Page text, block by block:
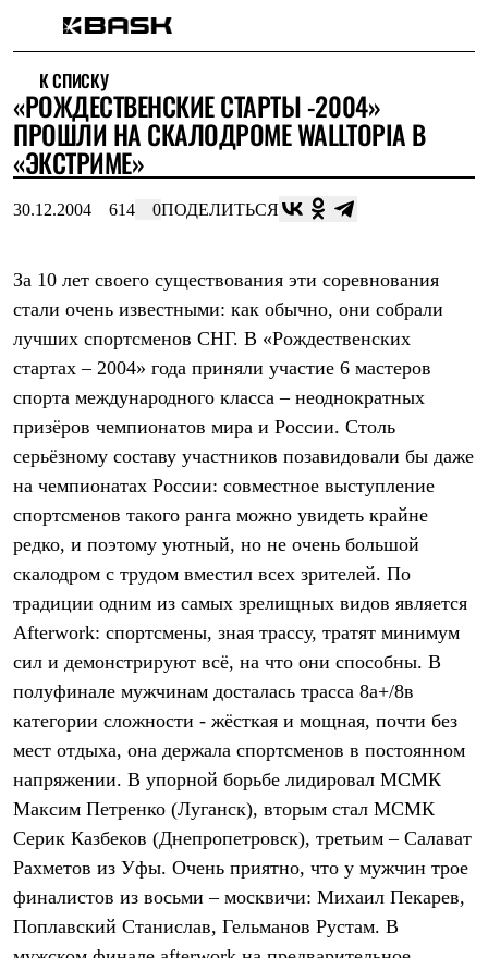
Интернет-магазин
Мужская одежда
Утепленная пухом
Куртки
Брюки
Комбинезоны
Штормовая одежда
Куртки
Софтшелл одежда
Куртки
Брюки
Флисовая одежда
Куртки
Брюки
Термобелье
Теплое термобелье
Легкое термобелье
Лёгкая одежда
Футболки
Рубашки
Толстовки
Брюки
Женская одежда
Утепленная пухом
Куртки
Жилеты
Утепленная синтетикой
Брюки
Штормовая одежда
Куртки
Софтшелл одежда
Куртки
Брюки
К СПИСКУ
«РОЖДЕСТВЕНСКИЕ СТАРТЫ -2004»
ПРОШЛИ НА СКАЛОДРОМЕ WALLTOPIA В
«ЭКСТРИМЕ»
30.12.2004 614 0ПОДЕЛИТЬСЯ
За 10 лет своего существования эти соревнования
стали очень известными: как обычно, они собрали
лучших спортсменов СНГ. В «Рождественских
стартах – 2004» года приняли участие 6 мастеров
спорта международного класса – неоднократных
призёров чемпионатов мира и России. Столь
серьёзному составу участников позавидовали бы даже
на чемпионатах России: совместное выступление
спортсменов такого ранга можно увидеть крайне
редко, и поэтому уютный, но не очень большой
скалодром с трудом вместил всех зрителей. По
традиции одним из самых зрелищных видов является
Afterwork: спортсмены, зная трассу, тратят минимум
сил и демонстрируют всё, на что они способны. В
полуфинале мужчинам досталась трасса 8а+/8в
категории сложности - жёсткая и мощная, почти без
мест отдыха, она держала спортсменов в постоянном
напряжении. В упорной борьбе лидировал МСМК
Максим Петренко (Луганск), вторым стал МСМК
Серик Казбеков (Днепропетровск), третьим – Салават
Рахметов из Уфы. Очень приятно, что у мужчин трое
финалистов из восьми – москвичи: Михаил Пекарев,
Поплавский Станислав, Гельманов Рустам. В